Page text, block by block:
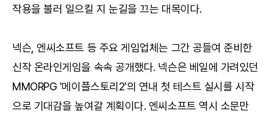
작용을 불러 일으킬 지 눈길을 끄는 대목이다.
넥슨, 엔씨소프트 등 주요 게임업체는 그간 공들여 준비한
신작 온라인게임을 속속 공개했다. 넥슨은 베일에 가려있던
MMORPG '메이플스토리2'의 연내 첫 테스트 실시를 시작
으로 기대감을 높여갈 계획이다. 엔씨소프트 역시 소문만